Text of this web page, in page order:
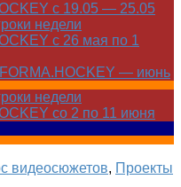
с 19.05 — 25.05
недели
с 26 мая по 1
— июнь
недели
со 2 по 11 июня
видеосюжетов, Проекты